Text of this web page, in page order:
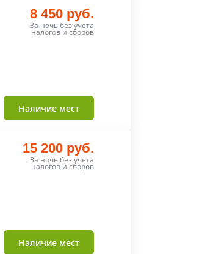
8 450 руб.
За ночь без учета
налогов и сборов
Наличие мест
15 200 руб.
За ночь без учета
налогов и сборов
Наличие мест